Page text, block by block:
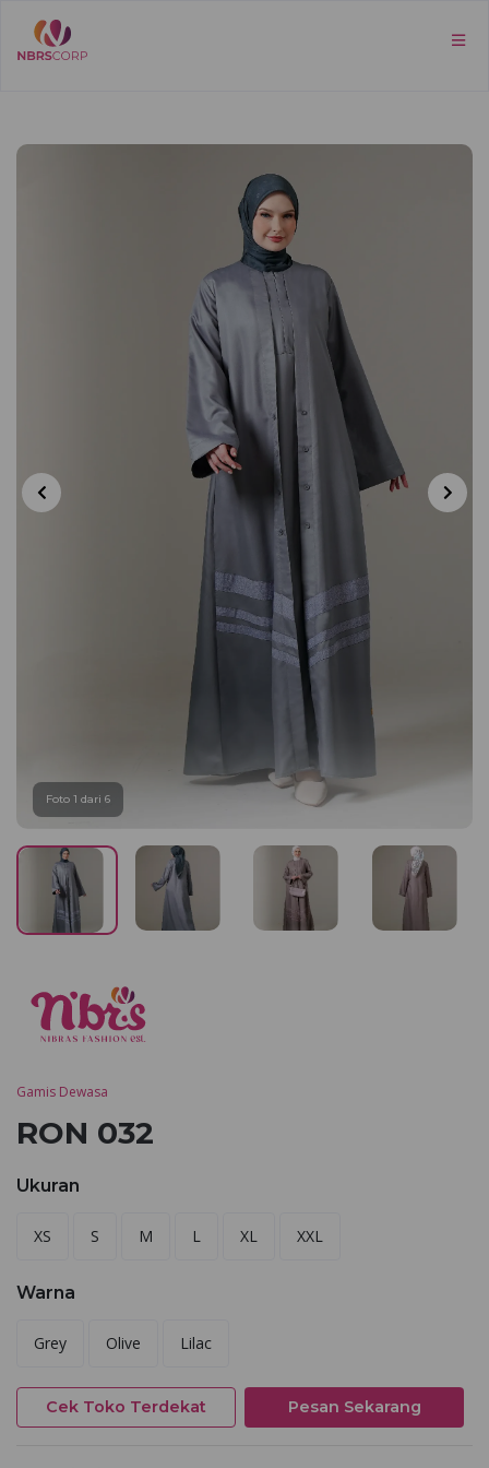
Foto 1 dari 6
Gamis Dewasa
RON 032
Ukuran
XS S M L XL XXL
Warna
Grey Olive Lilac
Cek Toko Terdekat Pesan Sekarang